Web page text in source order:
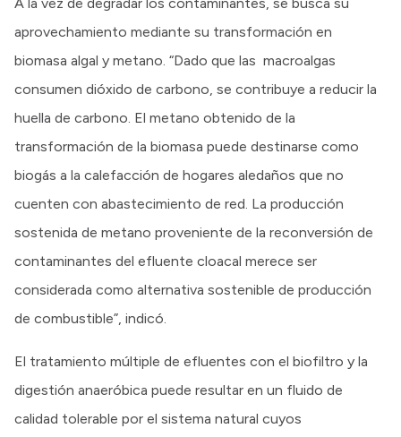
aprovechamiento mediante su transformación en
biomasa algal y metano. “Dado que las macroalgas
consumen dióxido de carbono, se contribuye a reducir la
huella de carbono. El metano obtenido de la
transformación de la biomasa puede destinarse como
biogás a la calefacción de hogares aledaños que no
cuenten con abastecimiento de red. La producción
sostenida de metano proveniente de la reconversión de
contaminantes del efluente cloacal merece ser
considerada como alternativa sostenible de producción
de combustible”, indicó.
El tratamiento múltiple de efluentes con el biofiltro y la
digestión anaeróbica puede resultar en un fluido de
calidad tolerable por el sistema natural cuyos